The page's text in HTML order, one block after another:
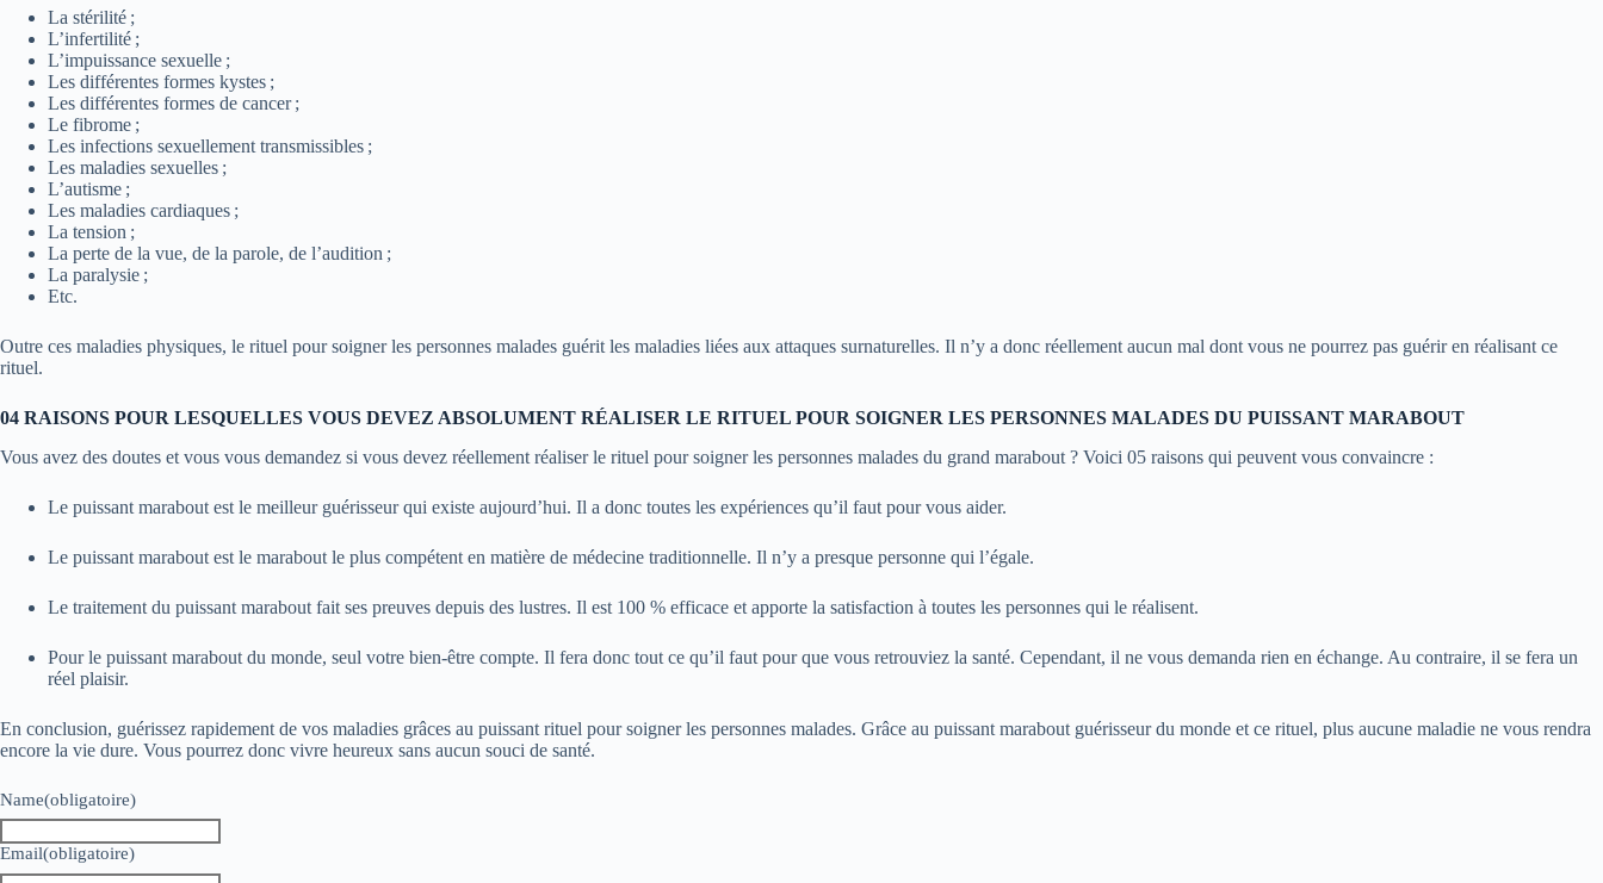
La stérilité ;
L’infertilité ;
L’impuissance sexuelle ;
Les différentes formes kystes ;
Les différentes formes de cancer ;
Le fibrome ;
Les infections sexuellement transmissibles ;
Les maladies sexuelles ;
L’autisme ;
Les maladies cardiaques ;
La tension ;
La perte de la vue, de la parole, de l’audition ;
La paralysie ;
Etc.
Outre ces maladies physiques, le rituel pour soigner les personnes malades guérit les maladies liées aux attaques surnaturelles. Il n’y a donc réellement aucun mal dont vous ne pourrez pas guérir en réalisant ce
rituel.
04 RAISONS POUR LESQUELLES VOUS DEVEZ ABSOLUMENT RÉALISER LE RITUEL POUR SOIGNER LES PERSONNES MALADES DU PUISSANT MARABOUT
Vous avez des doutes et vous vous demandez si vous devez réellement réaliser le rituel pour soigner les personnes malades du grand marabout ? Voici 05 raisons qui peuvent vous convaincre :
Le puissant marabout est le meilleur guérisseur qui existe aujourd’hui. Il a donc toutes les expériences qu’il faut pour vous aider.
Le puissant marabout est le marabout le plus compétent en matière de médecine traditionnelle. Il n’y a presque personne qui l’égale.
Le traitement du puissant marabout fait ses preuves depuis des lustres. Il est 100 % efficace et apporte la satisfaction à toutes les personnes qui le réalisent.
Pour le puissant marabout du monde, seul votre bien-être compte. Il fera donc tout ce qu’il faut pour que vous retrouviez la santé. Cependant, il ne vous demanda rien en échange. Au contraire, il se fera un
réel plaisir.
En conclusion, guérissez rapidement de vos maladies grâces au puissant rituel pour soigner les personnes malades. Grâce au puissant marabout guérisseur du monde et ce rituel, plus aucune maladie ne vous rendra
encore la vie dure. Vous pourrez donc vivre heureux sans aucun souci de santé.
Name(obligatoire)
Email(obligatoire)